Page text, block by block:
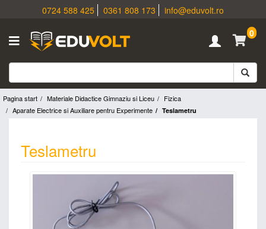
0724 588 425 0361 808 173
info@eduvolt.ro
0
Pagina start Materiale Didactice Gimnaziu si Liceu
Fizica
Aparate Electrice si Auxiliare pentru Experimente
Teslametru
Teslametru